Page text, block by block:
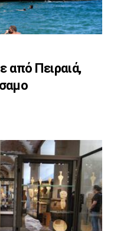
από Πειραιά,